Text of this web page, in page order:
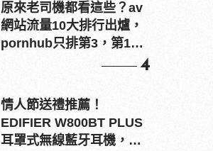
原來老司機都看這些？av
網站流量10大排行出爐，
pornhub只排第3，第1名
4
情人節送禮推薦！
EDIFIER W800BT PLUS
耳罩式無線藍牙耳機，在